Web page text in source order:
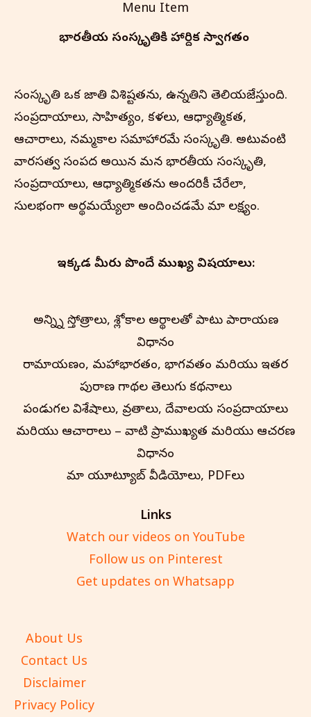
Menu Item
భారతీయ సంస్కృతి‌కి హార్దిక స్వాగతం
సంస్కృతి ఒక జాతి విశిష్టతను, ఉన్నతిని తెలియజేస్తుంది.
సంప్రదాయాలు, సాహిత్యం, కళలు, ఆధ్యాత్మికత,
ఆచారాలు, నమ్మకాల సమాహారమే సంస్కృతి. అటువంటి
వారసత్వ సంపద అయిన మన భారతీయ సంస్కృతి,
సంప్రదాయాలు, ఆధ్యాత్మికతను అందరికీ చేరేలా,
సులభంగా అర్థమయ్యేలా అందించడమే మా లక్ష్యం.
ఇక్కడ మీరు పొందే ముఖ్య విషయాలు:
అన్న్ని స్తోత్రాలు, శ్లోకాల అర్థాలతో పాటు పారాయణ
విధానం
రామాయణం, మహాభారతం, భాగవతం మరియు ఇతర
పురాణ గాథల తెలుగు కథనాలు
పండుగల విశేషాలు, వ్రతాలు, దేవాలయ సంప్రదాయాలు
మరియు ఆచారాలు – వాటి ప్రాముఖ్యత మరియు ఆచరణ
విధానం
మా యూట్యూబ్ వీడియోలు, PDFలు
Links
Watch our videos on YouTube
Follow us on Pinterest
Get updates on Whatsapp
About Us
Contact Us
Disclaimer
Privacy Policy